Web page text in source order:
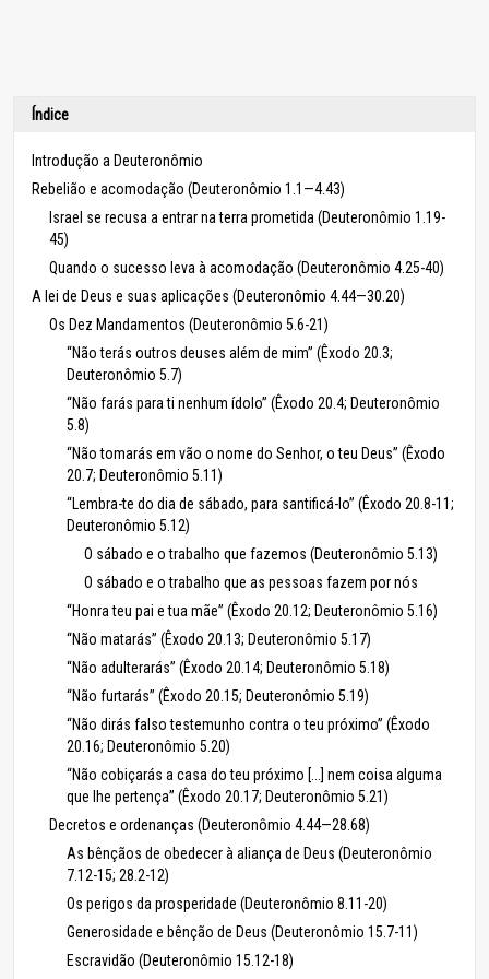
Índice
Introdução a Deuteronômio
Rebelião e acomodação (Deuteronômio 1.1—4.43)
Israel se recusa a entrar na terra prometida (Deuteronômio 1.19-
45)
Quando o sucesso leva à acomodação (Deuteronômio 4.25-40)
A lei de Deus e suas aplicações (Deuteronômio 4.44—30.20)
Os Dez Mandamentos (Deuteronômio 5.6-21)
“Não terás outros deuses além de mim” (Êxodo 20.3;
Deuteronômio 5.7)
“Não farás para ti nenhum ídolo” (Êxodo 20.4; Deuteronômio
5.8)
“Não tomarás em vão o nome do Senhor, o teu Deus” (Êxodo
20.7; Deuteronômio 5.11)
“Lembra-te do dia de sábado, para santificá-lo” (Êxodo 20.8-11;
Deuteronômio 5.12)
O sábado e o trabalho que fazemos (Deuteronômio 5.13)
O sábado e o trabalho que as pessoas fazem por nós
“Honra teu pai e tua mãe” (Êxodo 20.12; Deuteronômio 5.16)
“Não matarás” (Êxodo 20.13; Deuteronômio 5.17)
“Não adulterarás” (Êxodo 20.14; Deuteronômio 5.18)
“Não furtarás” (Êxodo 20.15; Deuteronômio 5.19)
“Não dirás falso testemunho contra o teu próximo” (Êxodo
20.16; Deuteronômio 5.20)
“Não cobiçarás a casa do teu próximo [...] nem coisa alguma
que lhe pertença” (Êxodo 20.17; Deuteronômio 5.21)
Decretos e ordenanças (Deuteronômio 4.44—28.68)
As bênçãos de obedecer à aliança de Deus (Deuteronômio
7.12-15; 28.2-12)
Os perigos da prosperidade (Deuteronômio 8.11-20)
Generosidade e bênção de Deus (Deuteronômio 15.7-11)
Escravidão (Deuteronômio 15.12-18)